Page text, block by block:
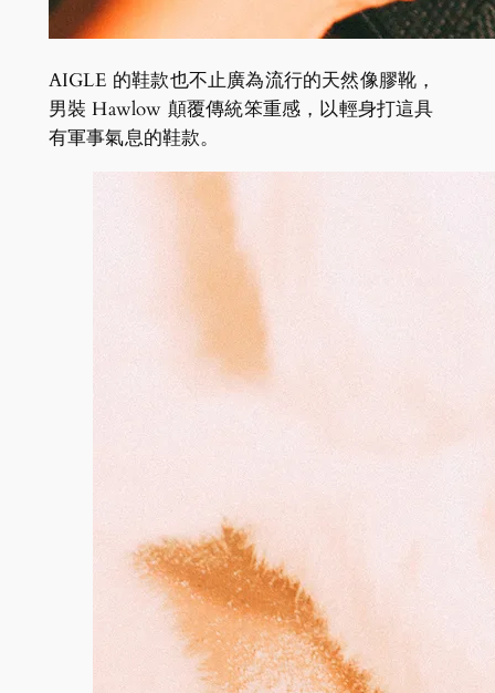
AIGLE 的鞋款也不止廣為流行的天然像膠靴，
男裝 Hawlow 顛覆傳統笨重感，以輕身打這具
有軍事氣息的鞋款。